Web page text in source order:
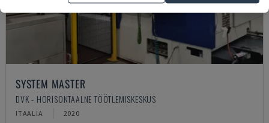
SYSTEM MASTER
DVK - HORISONTAALNE TÖÖTLEMISKESKUS
ITAALIA 2020